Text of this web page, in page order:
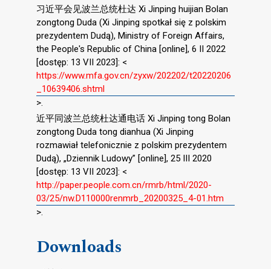
习近平会见波兰总统杜达 Xi Jinping huijian Bolan
zongtong Duda (Xi Jinping spotkał się z polskim
prezydentem Dudą), Ministry of Foreign Affairs,
the People's Republic of China [online], 6 II 2022
[dostęp: 13 VII 2023]: <
https://www.mfa.gov.cn/zyxw/202202/t20220206
_10639406.shtml
>.
近平同波兰总统杜达通电话 Xi Jinping tong Bolan
zongtong Duda tong dianhua (Xi Jinping
rozmawiał telefonicznie z polskim prezydentem
Dudą), „Dziennik Ludowy” [online], 25 III 2020
[dostęp: 13 VII 2023]: <
http://paper.people.com.cn/rmrb/html/2020-
03/25/nw.D110000renmrb_20200325_4-01.htm
>.
Downloads